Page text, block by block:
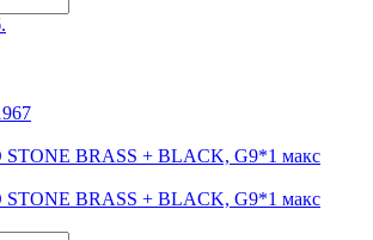
STONE BRASS + BLACK, G9*1 макс
STONE BRASS + BLACK, G9*1 макс